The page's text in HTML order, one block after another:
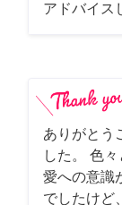
アドバイス
ありがとう
した。 色
愛への意識
でしたけど